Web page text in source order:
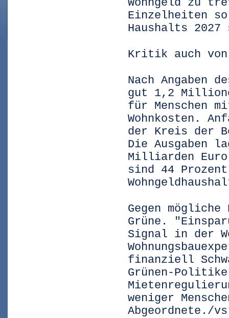
Wohngeld zu
Einzelheiten
Haushalts 2027
Kritik auch von
Nach Angaben
gut 1,2
für Menschen
Wohnkosten.
der Kreis der
Die Ausgaben
Milliarden Euro.
sind 44
Gegen
Grüne.
Signal in der
finanziell
Grünen-
weniger
Abgeordnete./